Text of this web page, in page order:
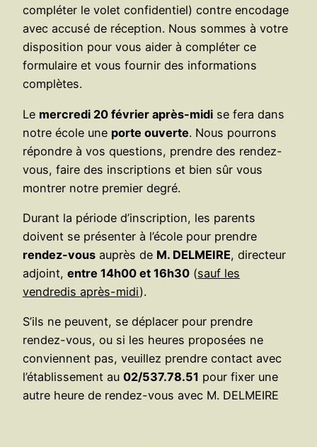
compléter le volet confidentiel) contre encodage
avec accusé de réception. Nous sommes à votre
disposition pour vous aider à compléter ce
formulaire et vous fournir des informations
complètes.
Le mercredi 20 février après-midi se fera dans
notre école une porte ouverte. Nous pourrons
répondre à vos questions, prendre des rendez-
vous, faire des inscriptions et bien sûr vous
montrer notre premier degré.
Durant la période d’inscription, les parents
doivent se présenter à l’école pour prendre
rendez-vous auprès de M. DELMEIRE, directeur
adjoint, entre 14h00 et 16h30 (sauf les
vendredis après-midi).
S’ils ne peuvent, se déplacer pour prendre
rendez-vous, ou si les heures proposées ne
conviennent pas, veuillez prendre contact avec
l’établissement au 02/537.78.51 pour fixer une
autre heure de rendez-vous avec M. DELMEIRE